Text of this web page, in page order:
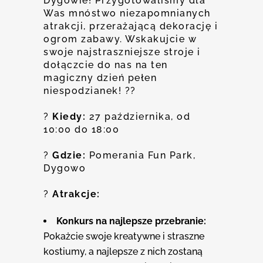
Was mnóstwo niezapomnianych
atrakcji, przerażającą dekorację i
ogrom zabawy. Wskakujcie w
swoje najstraszniejsze stroje i
dołączcie do nas na ten
magiczny dzień pełen
niespodzianek! ??
? Kiedy: 27 października, od
10:00 do 18:00
? Gdzie: Pomerania Fun Park,
Dygowo
? Atrakcje:
Konkurs na najlepsze przebranie:
Pokażcie swoje kreatywne i straszne
kostiumy, a najlepsze z nich zostaną